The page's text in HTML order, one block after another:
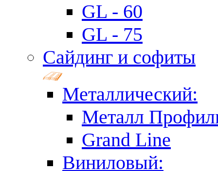
GL - 60
GL - 75
Сайдинг и софиты
Металлический:
Металл
Grand Line
Виниловый: